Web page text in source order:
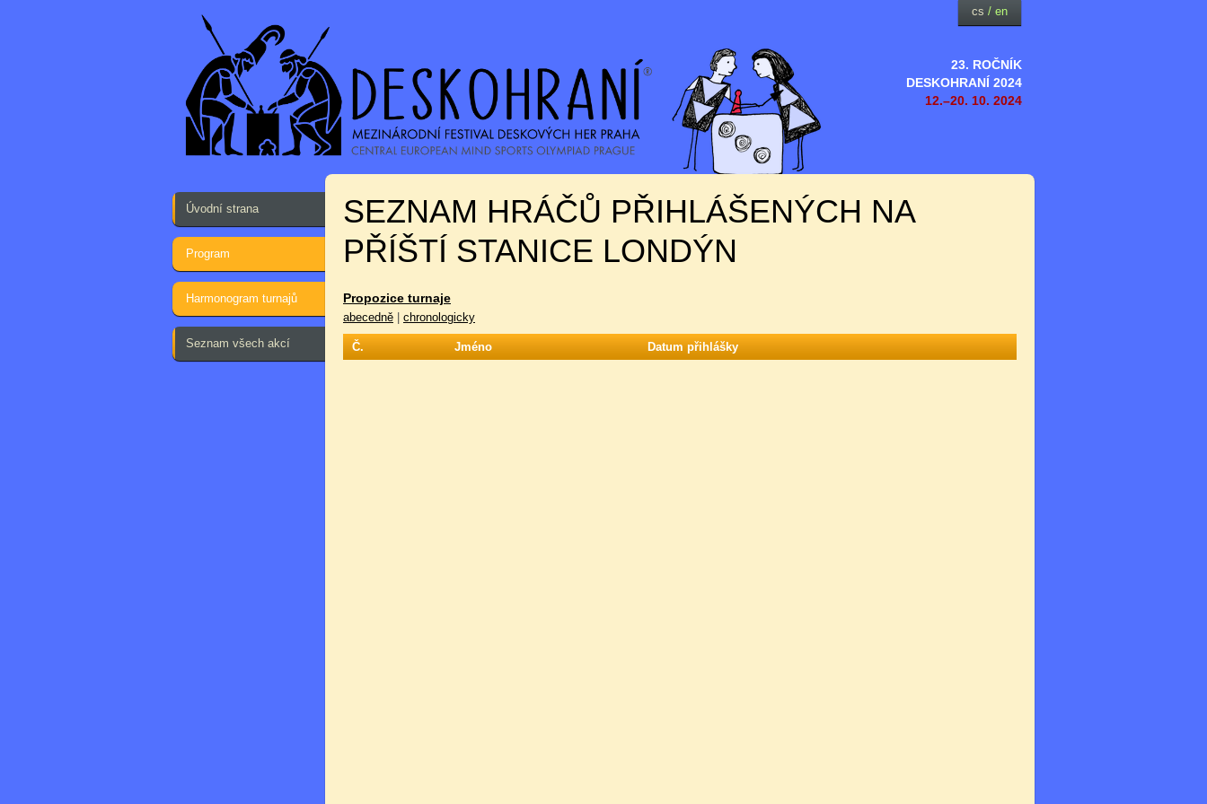
23. ROČNÍK
DESKOHRANÍ 2024
12.–20. 10. 2024
cs / en
Úvodní strana
Program
Harmonogram turnajů
Seznam všech akcí
SEZNAM HRÁČŮ PŘIHLÁŠENÝCH NA
PŘÍŠTÍ STANICE LONDÝN
Propozice turnaje
abecedně chronologicky
Č. Jméno Datum přihlášky